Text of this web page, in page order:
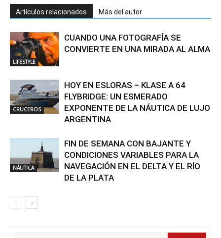
Artículos relacionados Más del autor
LIFESTYLE
CUANDO UNA FOTOGRAFÍA SE
CONVIERTE EN UNA MIRADA AL ALMA
CRUCEROS
HOY EN ESLORAS – KLASE A 64
FLYBRIDGE: UN ESMERADO
EXPONENTE DE LA NÁUTICA DE LUJO
ARGENTINA
NÁUTICA
FIN DE SEMANA CON BAJANTE Y
CONDICIONES VARIABLES PARA LA
NAVEGACIÓN EN EL DELTA Y EL RÍO
DE LA PLATA